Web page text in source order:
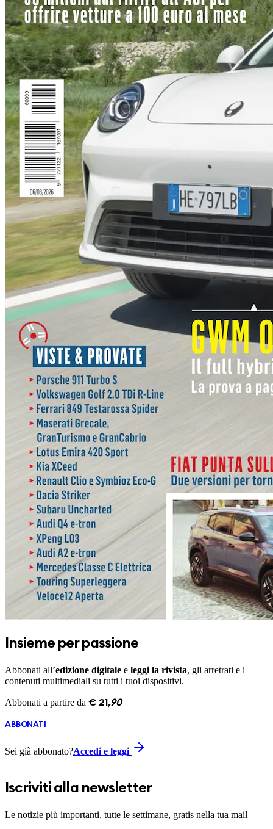
Insieme per passione
Abbonati all’edizione digitale e leggi la rivista, gli arretrati e i
contenuti multimediali su tutti i tuoi dispositivi.
Abbonati a partire da € 21 ,90
ABBONATI
Sei già abbonato?Accedi e leggi
Iscriviti alla newsletter
Le notizie più importanti, tutte le settimane, gratis nella tua mail